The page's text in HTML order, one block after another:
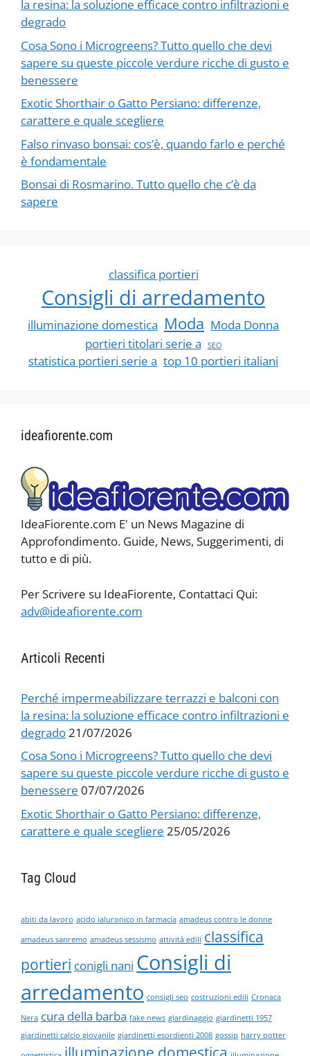
la resina: la soluzione efficace contro infiltrazioni e
degrado
Cosa Sono i Microgreens? Tutto quello che devi
sapere su queste piccole verdure ricche di gusto e
benessere
Exotic Shorthair o Gatto Persiano: differenze,
carattere e quale scegliere
Falso rinvaso bonsai: cos’è, quando farlo e perché
è fondamentale
Bonsai di Rosmarino. Tutto quello che c’è da
sapere
classifica portieri
Consigli di arredamento
illuminazione domestica Moda Moda Donna
portieri titolari serie a
SEO
statistica portieri serie a top 10 portieri italiani
ideafiorente.com
IdeaFiorente.com E' un News Magazine di
Approfondimento. Guide, News, Suggerimenti, di
tutto e di più.
Per Scrivere su IdeaFiorente, Contattaci Qui:
adv@ideafiorente.com
Articoli Recenti
Perché impermeabilizzare terrazzi e balconi con
la resina: la soluzione efficace contro infiltrazioni e
degrado21/07/2026
Cosa Sono i Microgreens? Tutto quello che devi
sapere su queste piccole verdure ricche di gusto e
benessere 07/07/2026
Exotic Shorthair o Gatto Persiano: differenze,
carattere e quale scegliere 25/05/2026
Tag Cloud
abiti da lavoro acido ialuronico in farmacia amadeus contro le donne
amadeus sanremo amadeus sessismo attività edili classifica
portieri conigli nani Consigli di
arredamento consigli seo costruzioni edili Cronaca
Nera cura della barba fake news giardinaggio giardinetti 1957
giardinetti calcio giovanile giardinetti esordienti 2008 gossip harry potter